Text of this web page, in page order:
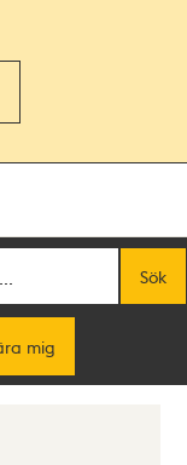
Sök
mig